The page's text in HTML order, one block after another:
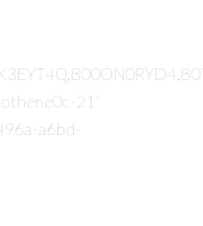
21′
a6bd-